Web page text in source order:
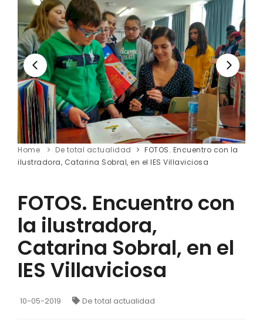
Home De total actualidad
FOTOS. Encuentro con la
ilustradora, Catarina Sobral, en el IES Villaviciosa
FOTOS. Encuentro con
la ilustradora,
Catarina Sobral, en el
IES Villaviciosa
10-05-2019 De total actualidad